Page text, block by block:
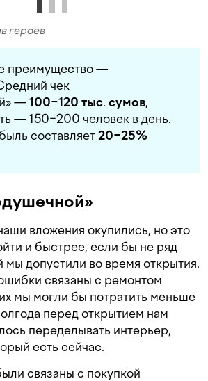
героев
преимущество —
чек
—100−120 тыс. сумов,
— 150−200 человек в день.
составляет20−25%
вложения окупились, но это
и быстрее, если бы не ряд
допустили во время открытия.
связаны с ремонтом
мы могли бы потратить меньше
перед открытием нам
переделывать интерьер,
есть сейчас.
связаны с покупкой